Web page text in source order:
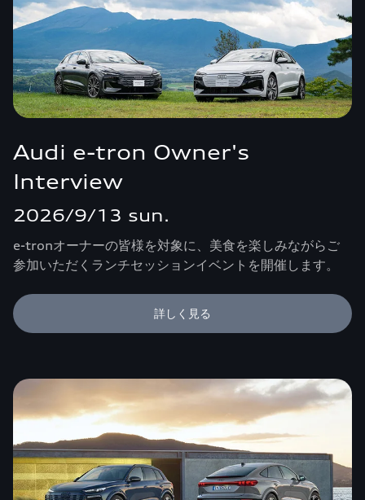
Audi e-tron Owner's
Interview
2026/9/13 sun.
e-tronオーナーの皆様を対象に、美食を楽しみながらご
参加いただくランチセッションイベントを開催します。
詳しく見る